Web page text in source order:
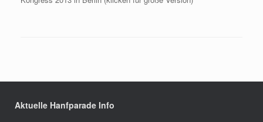
Aktuelle Hanfparade Info